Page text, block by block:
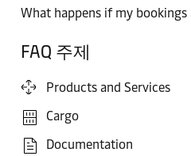
What happens if my bookings
FAQ 주제
Products and Services
Cargo
Documentation